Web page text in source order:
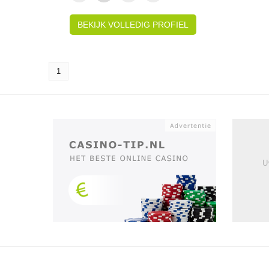
BEKIJK VOLLEDIG PROFIEL
1